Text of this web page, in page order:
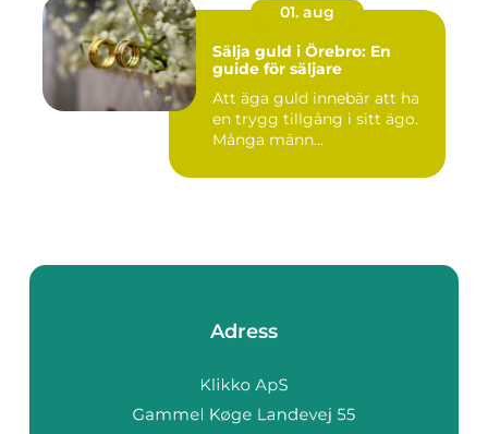
01. aug
Sälja guld i Örebro: En
guide för säljare
Att äga guld innebär att ha
en trygg tillgång i sitt ägo.
Många männ...
Adress